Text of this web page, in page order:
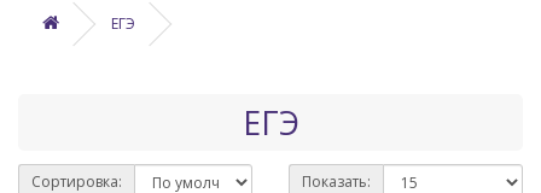
ЕГЭ
ЕГЭ
Сортировка: Показать: